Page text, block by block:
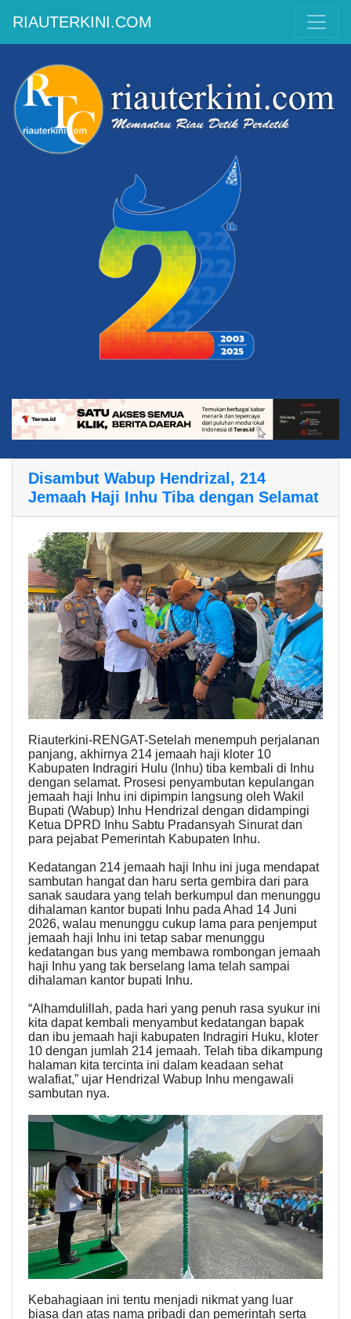
RIAUTERKINI.COM
Disambut Wabup Hendrizal, 214
Jemaah Haji Inhu Tiba dengan Selamat
Riauterkini-RENGAT-Setelah menempuh perjalanan
panjang, akhirnya 214 jemaah haji kloter 10
Kabupaten Indragiri Hulu (Inhu) tiba kembali di Inhu
dengan selamat. Prosesi penyambutan kepulangan
jemaah haji Inhu ini dipimpin langsung oleh Wakil
Bupati (Wabup) Inhu Hendrizal dengan didampingi
Ketua DPRD Inhu Sabtu Pradansyah Sinurat dan
para pejabat Pemerintah Kabupaten Inhu.
Kedatangan 214 jemaah haji Inhu ini juga mendapat
sambutan hangat dan haru serta gembira dari para
sanak saudara yang telah berkumpul dan menunggu
dihalaman kantor bupati Inhu pada Ahad 14 Juni
2026, walau menunggu cukup lama para penjemput
jemaah haji Inhu ini tetap sabar menunggu
kedatangan bus yang membawa rombongan jemaah
haji Inhu yang tak berselang lama telah sampai
dihalaman kantor bupati Inhu.
“Alhamdulillah, pada hari yang penuh rasa syukur ini
kita dapat kembali menyambut kedatangan bapak
dan ibu jemaah haji kabupaten Indragiri Huku, kloter
10 dengan jumlah 214 jemaah. Telah tiba dikampung
halaman kita tercinta ini dalam keadaan sehat
walafiat,” ujar Hendrizal Wabup Inhu mengawali
sambutan nya.
Kebahagiaan ini tentu menjadi nikmat yang luar
biasa dan atas nama pribadi dan pemerintah serta